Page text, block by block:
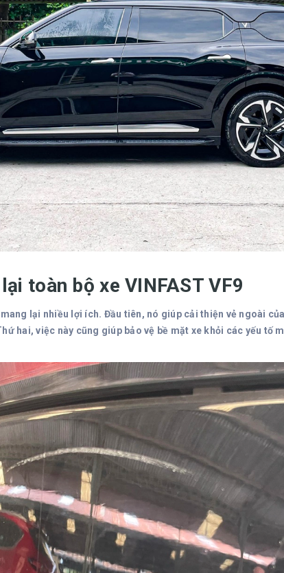
toàn bộ xe VINFAST VF9
lại nhiều lợi ích. Đầu tiên, nó giúp cải thiện vẻ ngoài
hai, việc này cũng giúp bảo vệ bề mặt xe khỏi các yếu tố